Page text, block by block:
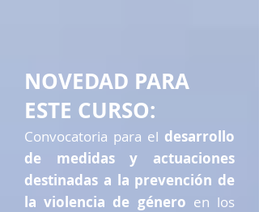
NOVEDAD PARA
ESTE CURSO:
Convocatoria para el desarrollo
de medidas y actuaciones
destinadas a la prevención de
la violencia de género en los